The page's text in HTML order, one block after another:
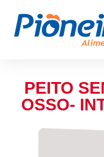
PEITO
OSSO-